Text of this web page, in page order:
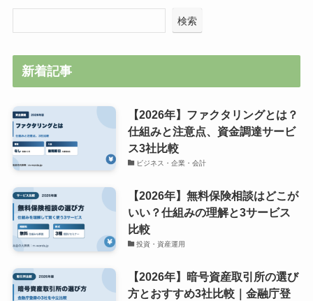
検索
新着記事
【2026年】ファクタリングとは？
仕組みと注意点、資金調達サービ
ス3社比較
ビジネス・企業・会計
【2026年】無料保険相談はどこが
いい？仕組みの理解と3サービス
比較
投資・資産運用
【2026年】暗号資産取引所の選び
方とおすすめ3社比較｜金融庁登